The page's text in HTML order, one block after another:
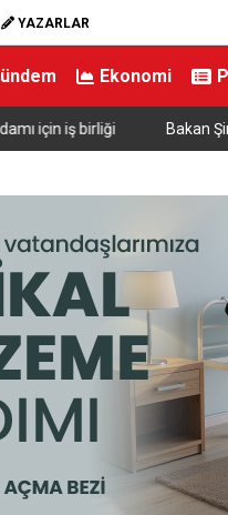
YAZARLAR
Ekonomi
bir hizmet fırtınası var”